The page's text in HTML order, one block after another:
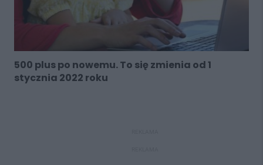
500 plus po nowemu. To się zmienia od 1
stycznia 2022 roku